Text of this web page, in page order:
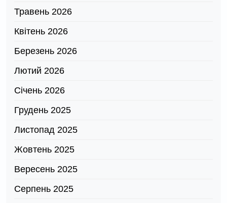
Травень 2026
Квітень 2026
Березень 2026
Лютий 2026
Січень 2026
Грудень 2025
Листопад 2025
Жовтень 2025
Вересень 2025
Серпень 2025